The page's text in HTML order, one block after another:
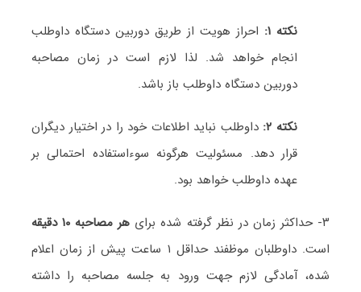
نکته ۱:
احراز هویت از طریق دوربین دستگاه داوطلب
انجام خواهد شد. لذا لازم است در زمان مصاحبه
دوربین دستگاه داوطلب باز باشد.
نکته ۲:
داوطلب نباید اطلاعات خود را در اختیار دیگران
قرار دهد. مسئولیت هرگونه سوءاستفاده احتمالی بر
عهده داوطلب خواهد بود.
۳- حداکثر زمان در نظر گرفته شده برای
هر مصاحبه ۱۰ دقیقه
است. داوطلبان موظفند حداقل ۱ ساعت پیش از زمان اعلام
شده، آمادگی لازم جهت ورود به جلسه مصاحبه را داشته